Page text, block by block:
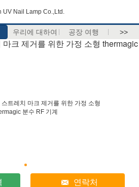
UV Nail Lamp Co.,Ltd.
우리에 대하여 공장 여행 >>
크 제거를 위한 가정 소형 thermagic
연락처